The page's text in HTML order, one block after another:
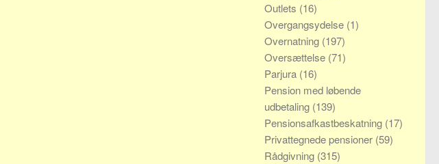
Outlets (16)
Overgangsydelse (1)
Overnatning (197)
Oversættelse (71)
Parjura (16)
Pension med løbende
udbetaling (139)
Pensionsafkastbeskatning (17)
Privattegnede pensioner (59)
Rådgivning (315)